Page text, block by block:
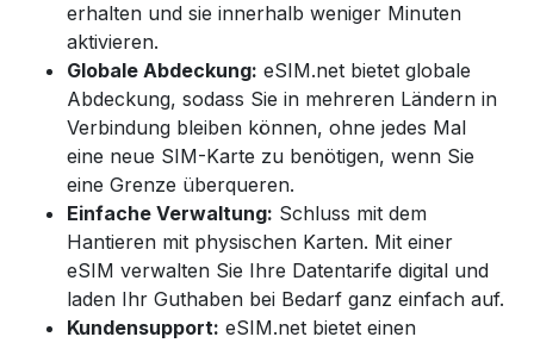
erhalten und sie innerhalb weniger Minuten
aktivieren.
Globale Abdeckung: eSIM.net bietet globale
Abdeckung, sodass Sie in mehreren Ländern in
Verbindung bleiben können, ohne jedes Mal
eine neue SIM-Karte zu benötigen, wenn Sie
eine Grenze überqueren.
Einfache Verwaltung: Schluss mit dem
Hantieren mit physischen Karten. Mit einer
eSIM verwalten Sie Ihre Datentarife digital und
laden Ihr Guthaben bei Bedarf ganz einfach auf.
Kundensupport: eSIM.net bietet einen